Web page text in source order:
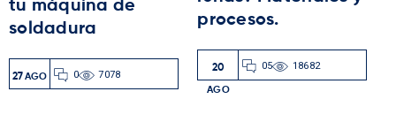
tu máquina de
soldadura
27AGO 0 7078
procesos.
20
AGO
05 18682